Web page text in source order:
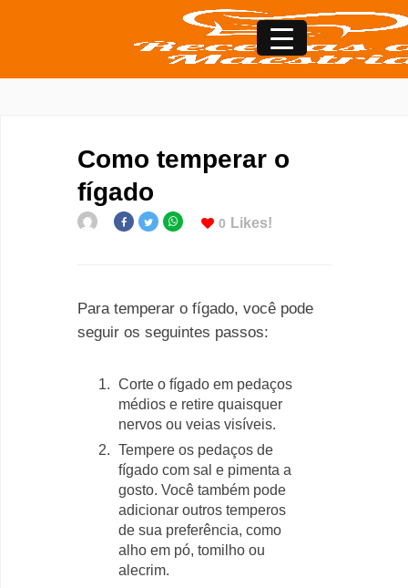
Como temperar o
fígado
0 Likes!
Para temperar o fígado, você pode
seguir os seguintes passos:
Corte o fígado em pedaços
médios e retire quaisquer
nervos ou veias visíveis.
Tempere os pedaços de
fígado com sal e pimenta a
gosto. Você também pode
adicionar outros temperos
de sua preferência, como
alho em pó, tomilho ou
alecrim.